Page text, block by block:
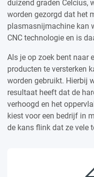
duizend graden Celcius,
worden gezorgd dat het
plasmasnijmachine kan
CNC technologie en is
Als je op zoek bent naar
producten te versterken
worden gebruikt. Hierbij
resultaat heeft dat de
verhoogd en het
kiest voor een bedrijf in
de kans flink dat ze vele